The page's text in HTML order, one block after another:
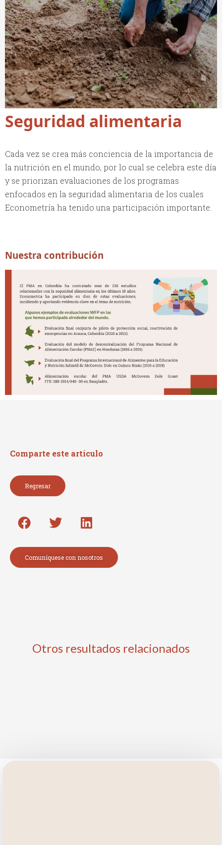
Seguridad alimentaria
Cada vez se crea más conciencia de la importancia de
la nutrición en el mundo, por lo cual se celebra este día
y se priorizan evaluaciones de los programas
enfocados en la seguridad alimentaria de los cuales
Econometría ha tenido una participación importante.
Nuestra contribución
Comparte este artículo
Regresar
Comuníquese con nosotros
Otros resultados relacionados